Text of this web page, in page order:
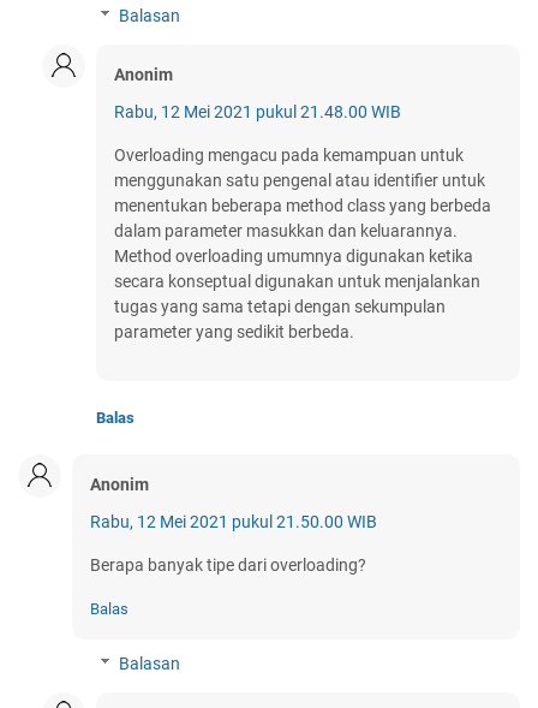
Balasan
Anonim
Rabu, 12 Mei 2021 pukul 21.48.00 WIB
Overloading mengacu pada kemampuan untuk
menggunakan satu pengenal atau identifier untuk
menentukan beberapa method class yang berbeda
dalam parameter masukkan dan keluarannya.
Method overloading umumnya digunakan ketika
secara konseptual digunakan untuk menjalankan
tugas yang sama tetapi dengan sekumpulan
parameter yang sedikit berbeda.
Balas
Anonim
Rabu, 12 Mei 2021 pukul 21.50.00 WIB
Berapa banyak tipe dari overloading?
Balas
Balasan